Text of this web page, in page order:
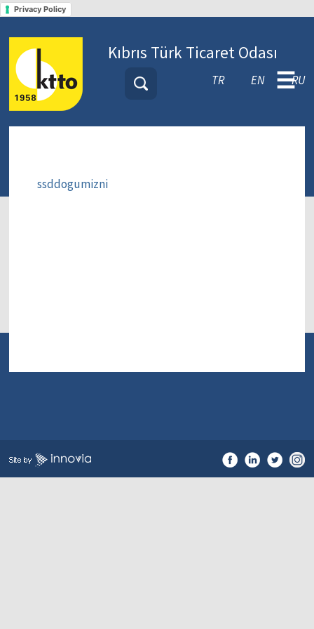
Privacy Policy
Kıbrıs Türk Ticaret Odası
TR EN RU
☰
ssddogumizni